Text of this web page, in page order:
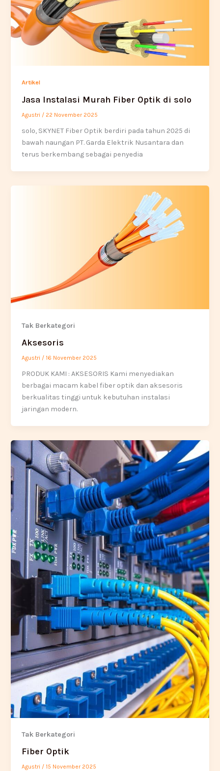
Artikel
Jasa Instalasi Murah Fiber Optik di solo
Agustri / 22 November 2025
solo, SKYNET Fiber Optik berdiri pada tahun 2025 di
bawah naungan PT. Garda Elektrik Nusantara dan
terus berkembang sebagai penyedia
Tak Berkategori
Aksesoris
Agustri /16 November 2025
PRODUK KAMI : AKSESORIS Kami menyediakan
berbagai macam kabel fiber optik dan aksesoris
berkualitas tinggi untuk kebutuhan instalasi
jaringan modern.
Tak Berkategori
Fiber Optik
Agustri /15 November 2025